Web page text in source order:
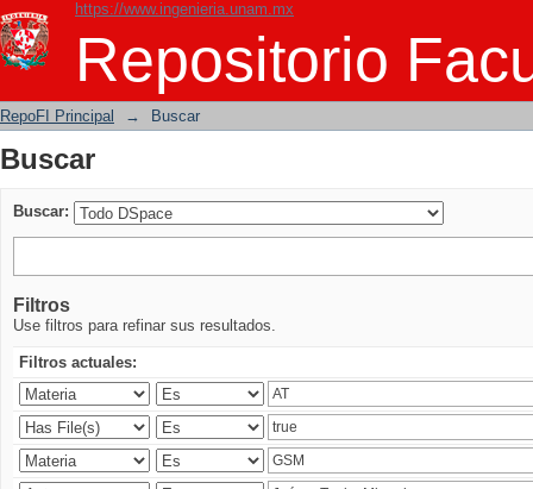
https://www.ingenieria.unam.mx
Repositorio
Buscar
RepoFI Principal → Buscar
Buscar
Buscar:
Filtros
Use filtros para refinar sus resultados.
Filtros actuales: